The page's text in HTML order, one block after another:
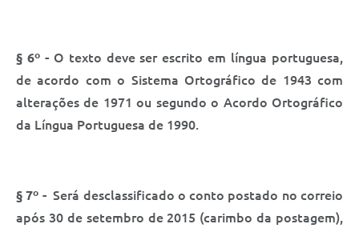
§ 6º - O texto deve ser escrito em língua portuguesa,
de acordo com o Sistema Ortográfico de 1943 com
alterações de 1971 ou segundo o Acordo Ortográfico
da Língua Portuguesa de 1990.
§ 7º - Será desclassificado o conto postado no correio
após 30 de setembro de 2015 (carimbo da postagem),